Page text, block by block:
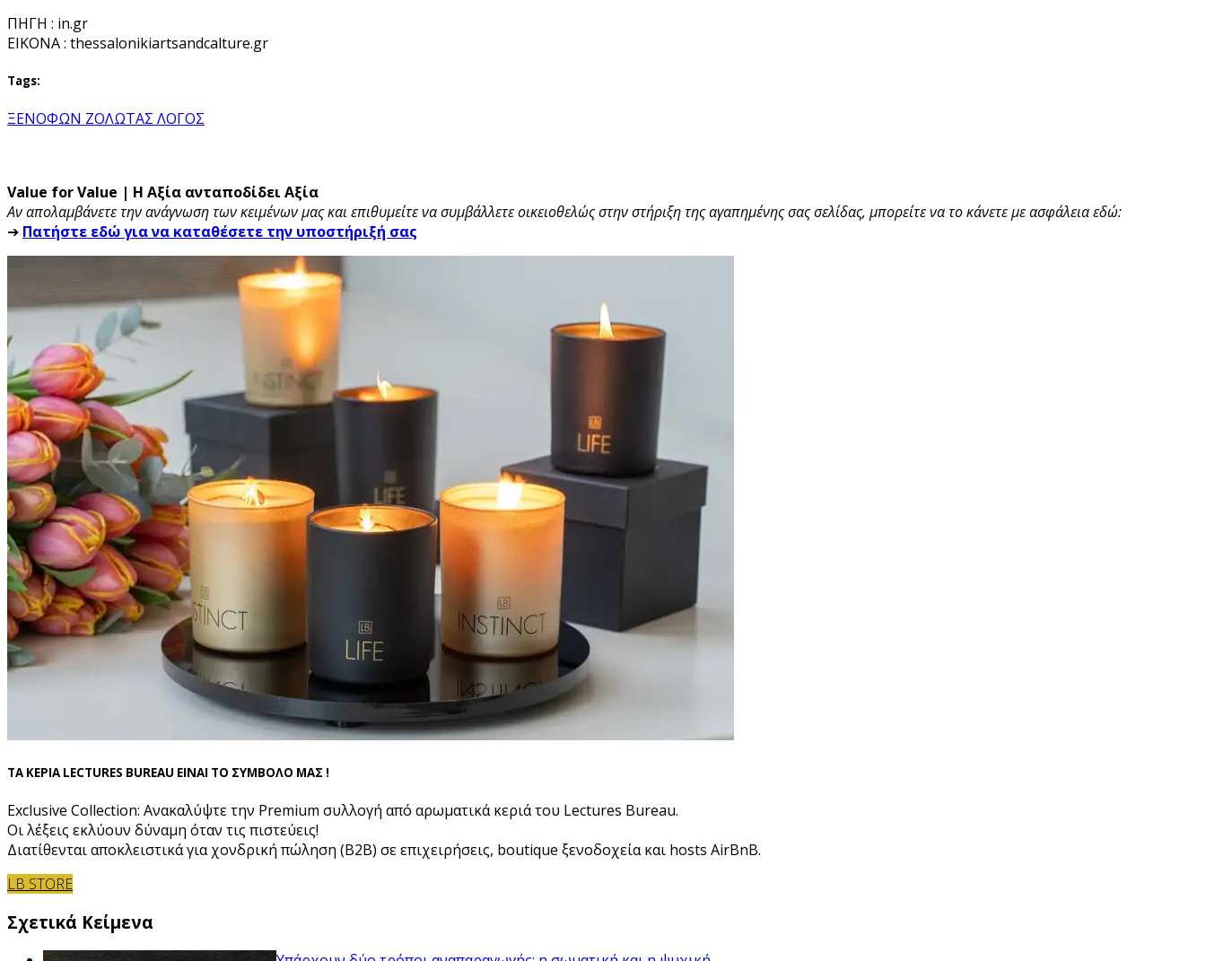
ΠΗΓΗ : in.gr
EIKONA : thessalonikiartsandcalture.gr
Tags:
ΞΕΝΟΦΩΝ ΖΟΛΩΤΑΣ ΛΟΓΟΣ
Value for Value | Η Αξία ανταποδίδει Αξία
Αν απολαμβάνετε την ανάγνωση των κειμένων μας και επιθυμείτε να συμβάλλετε οικειοθελώς στην στήριξη της αγαπημένης σας σελίδας, μπορείτε να το κάνετε με ασφάλεια εδώ:
➔ Πατήστε εδώ για να καταθέσετε την υποστήριξή σας
ΤΑ ΚΕΡΙΑ LECTURES BUREAU ΕΙΝΑΙ ΤΟ ΣΥΜΒΟΛΟ ΜΑΣ !
Exclusive Collection: Ανακαλύψτε την Premium συλλογή από αρωματικά κεριά του Lectures Bureau.
Οι λέξεις εκλύουν δύναμη όταν τις πιστεύεις!
Διατίθενται αποκλειστικά για χονδρική πώληση (B2B) σε επιχειρήσεις, boutique ξενοδοχεία και hosts AirBnB.
LB STORE
Σχετικά Κείμενα